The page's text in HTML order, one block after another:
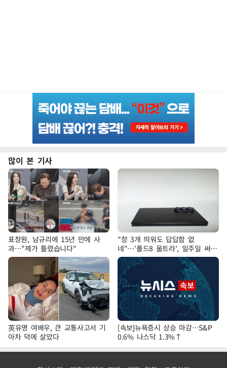
많이 본 기사
표창원, 남규리에 15년 만에 사
과…"제가 틀렸습니다"
"창 3개 띄워도 답답함 없
네"…'폴드8 울트라', 일주일 써보
니
英유명 여배우, 큰 교통사고서 기
아차 덕에 살았다
[속보]뉴욕증시 상승 마감…S&P
0.6% 나스닥 1.3%↑